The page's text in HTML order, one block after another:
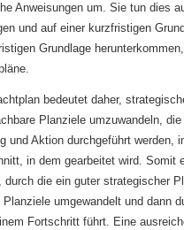
Anweisungen um. Sie tun dies
und auf einer kurzfristigen
Grundlage
bedeutet daher,
Planziele umzuwandeln,
und Aktion durchgeführt werden,
in dem gearbeitet wird. Somit
durch die ein guter strategischer
umgewandelt und dann
Fortschritt führt. Eine